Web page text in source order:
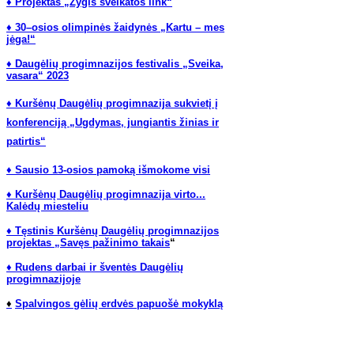
♦ 30–osios olimpinės žaidynės „Kartu – mes
jėga!“
♦ Daugėlių progimnazijos festivalis „Sveika,
vasara“ 2023
♦ Kuršėnų Daugėlių progimnazija sukvietį į
konferenciją „Ugdymas, jungiantis žinias ir
patirtis“
♦ Sausio 13-osios pamoką išmokome visi
♦ Kuršėnų Daugėlių progimnazija virto...
Kalėdų miesteliu
♦ Tęstinis Kuršėnų Daugėlių progimnazijos
projektas „Savęs pažinimo takais“
♦ Rudens darbai ir šventės Daugėlių
progimnazijoje
♦ Spalvingos gėlių erdvės papuošė mokyklą